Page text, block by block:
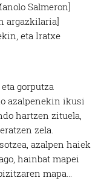
Salmeron]
argazkilaria]
eta Iratxe
gorputza
azalpenekin ikusi
hartzen zituela,
zela.
azalpen haiek
hainbat mapei
mapa…